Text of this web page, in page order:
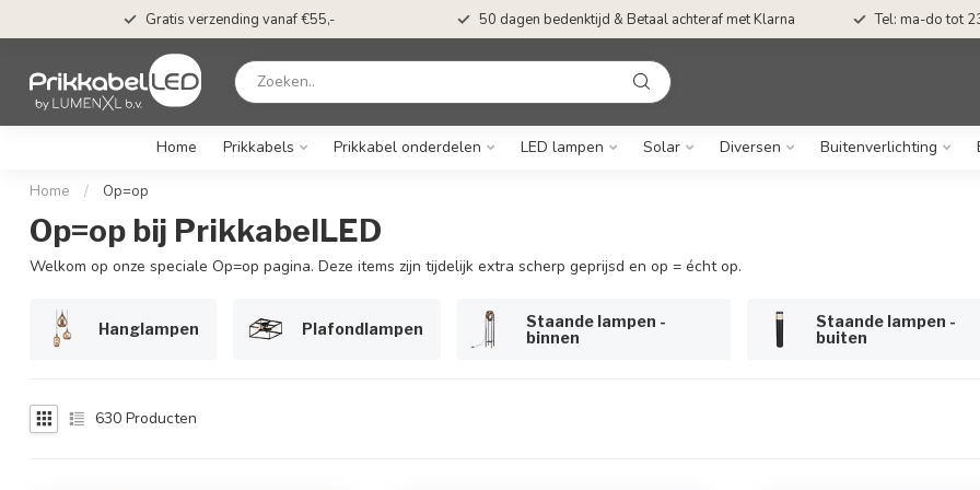
Gratis verzending vanaf €55,- 50 dagen bedenktijd & Betaal achteraf met Klarna Tel: ma-do tot
Home Prikkabels Prikkabel onderdelen LED lampen Solar Diversen Buitenverlichting
Home / Op=op
Op=op bij PrikkabelLED
Welkom op onze speciale Op=op pagina. Deze items zijn tijdelijk extra scherp geprijsd en op = écht op.
Hanglampen Plafondlampen
Staande lampen -
binnen
Staande lampen -
buiten
630 Producten